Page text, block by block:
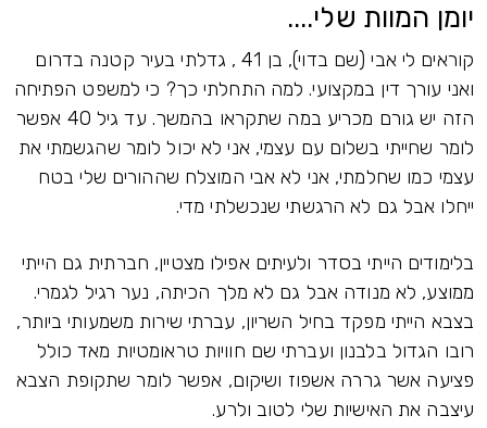
יומן המוות שלי....
קוראים לי אבי (שם בדוי), בן 41 , גדלתי בעיר קטנה בדרום
ואני עורך דין במקצועי. למה התחלתי כך? כי למשפט הפתיחה
הזה יש גורם מכריע במה שתקראו בהמשך. עד גיל 40 אפשר
לומר שחייתי בשלום עם עצמי, אני לא יכול לומר שהגשמתי את
עצמי כמו שחלמתי, אני לא אבי המוצלח שההורים שלי בטח
ייחלו אבל גם לא הרגשתי שנכשלתי מדי.
בלימודים הייתי בסדר ולעיתים אפילו מצטיין, חברתית גם הייתי
ממוצע, לא מנודה אבל גם לא מלך הכיתה, נער רגיל לגמרי.
בצבא הייתי מפקד בחיל השריון, עברתי שירות משמעותי ביותר,
רובו הגדול בלבנון ועברתי שם חוויות טראומטיות מאד כולל
פציעה אשר גררה אשפוז ושיקום, אפשר לומר שתקופת הצבא
עיצבה את האישיות שלי לטוב ולרע.